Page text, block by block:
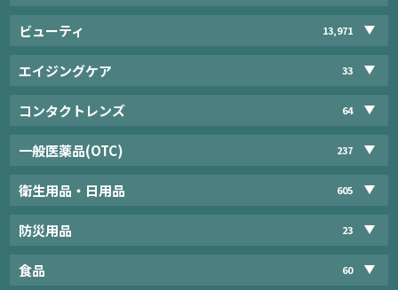
ビューティ 13,971
エイジングケア 33
コンタクトレンズ 64
一般医薬品(OTC) 237
衛生用品・日用品 605
防災用品 23
食品 60